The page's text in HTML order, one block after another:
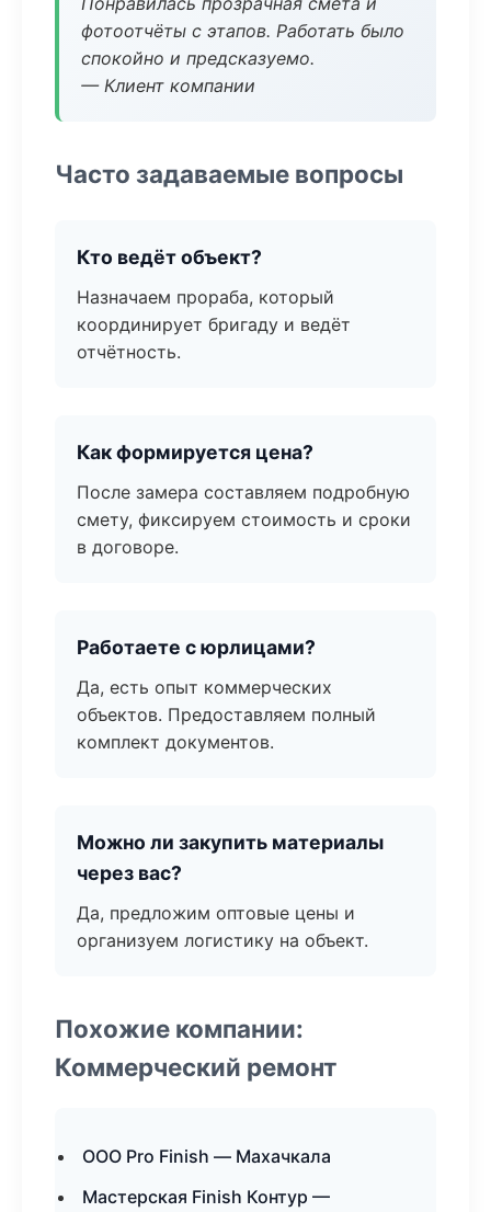
фотоотчёты с этапов. Работать было
спокойно и предсказуемо.
— Клиент компании
Часто задаваемые вопросы
Кто ведёт объект?
Назначаем прораба, который
координирует бригаду и ведёт
отчётность.
Как формируется цена?
После замера составляем подробную
смету, фиксируем стоимость и сроки
в договоре.
Работаете с юрлицами?
Да, есть опыт коммерческих
объектов. Предоставляем полный
комплект документов.
Можно ли закупить материалы
через вас?
Да, предложим оптовые цены и
организуем логистику на объект.
Похожие компании:
Коммерческий ремонт
ООО Pro Finish — Махачкала
Мастерская Finish Контур —